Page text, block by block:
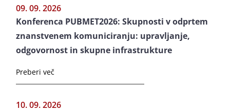
09. 09. 2026
Konferenca PUBMET2026: Skupnosti v odprtem
znanstvenem komuniciranju: upravljanje,
odgovornost in skupne infrastrukture
Preberi več
10. 09. 2026